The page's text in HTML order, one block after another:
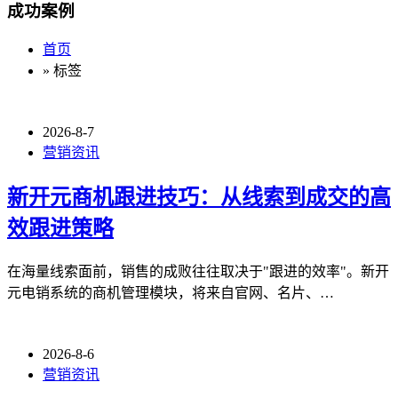
成功案例
首页
» 标签
2026-8-7
营销资讯
新开元商机跟进技巧：从线索到成交的高
效跟进策略
在海量线索面前，销售的成败往往取决于"跟进的效率"。新开
元电销系统的商机管理模块，将来自官网、名片、…
2026-8-6
营销资讯